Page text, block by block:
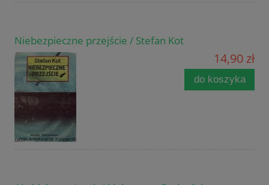
Niebezpieczne przejście / Stefan Kot
14,90 zł
do koszyka